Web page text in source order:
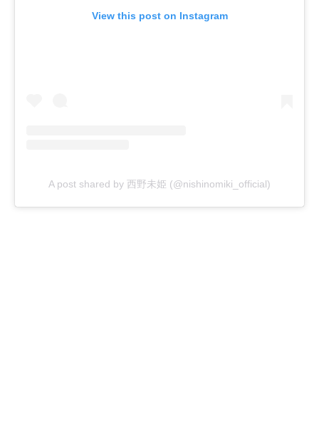
View this post on Instagram
A post shared by 西野未姫 (@nishinomiki_official)